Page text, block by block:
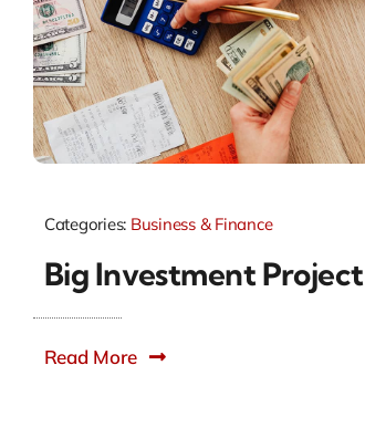
Categories: Business & Finance
Big Investment Project
Read More